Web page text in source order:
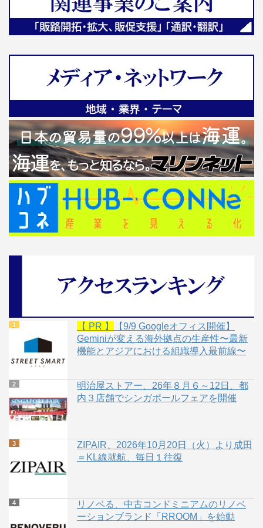
【 PR 】
【9/9 Googleオフィス開催】
Geminiが変える海外拠点の生産性〜最新
機能とアジアにおける組織導入最前線〜
明治屋ストアー、26年８月６～12日、都
内３店舗でシンガポールフェアを開催
ZIPAIR、2026年10月20日（火）より成田
＝KL線就航、毎日１往復
リノベる、中古コンドミニアムのリノベ
ーションブランド「RROOM」を始動